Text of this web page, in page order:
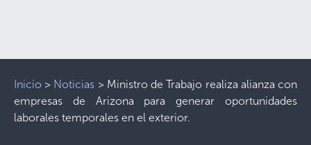
Inicio > Noticias > Ministro de Trabajo realiza alianza con
empresas de Arizona para generar oportunidades
laborales temporales en el exterior.